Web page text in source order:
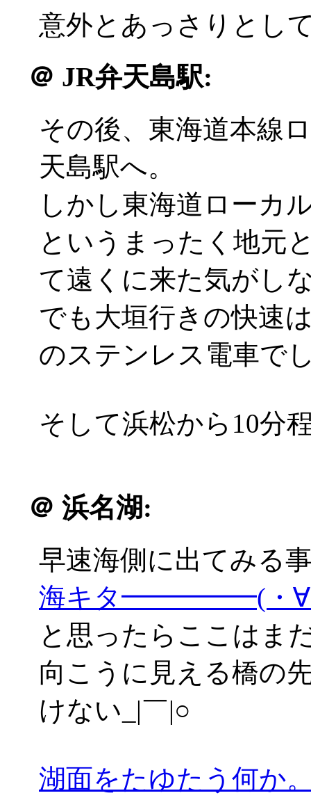
意外とあっさりとし
＠ JR弁天島駅:
その後、東海道本線
天島駅へ。
しかし東海道ローカ
というまったく地元
て遠くに来た気がし
でも大垣行きの快速
のステンレス電車で
そして浜松から10分
＠ 浜名湖:
早速海側に出てみる
海キタ━━━━━(・
と思ったらここはま
向こうに見える橋の
けない_|￣|○
湖面をたゆたう何か